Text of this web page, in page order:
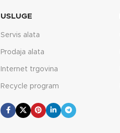
USLUGE
Servis alata
Prodaja alata
Internet trgovina
Recycle program